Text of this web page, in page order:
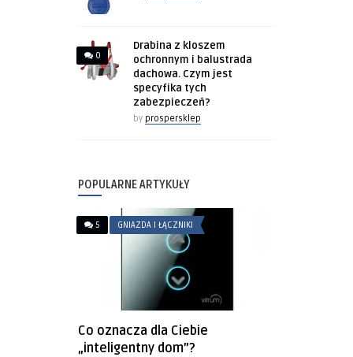
0
Drabina z kloszem
ochronnym i balustrada
dachowa. Czym jest
specyfika tych
zabezpieczeń?
by prospersklep
POPULARNE ARTYKUŁY
5 GNIAZDA I ŁĄCZNIKI
Co oznacza dla Ciebie
„inteligentny dom”?